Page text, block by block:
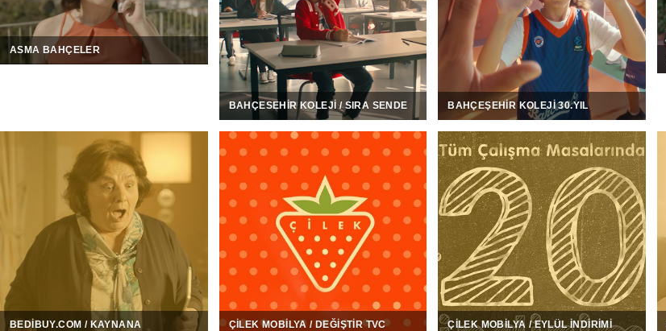
ASMA BAHÇELER
BAHÇESEHIR KOLEJI / SIRA SENDE BAHÇEŞEHIR KOLEJI 30.YIL
BEDIBUY.COM / KAYNANA ÇILEK MOBILYA / DEĞIŞTIR TVC ÇILEK MOBILYA / EYLÜL İNDIRIMI